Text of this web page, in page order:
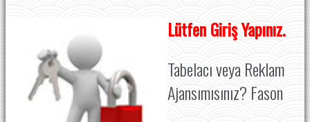
Lütfen Giriş Yapınız.
Tabelacı veya Reklam
Ajansımısınız? Fason